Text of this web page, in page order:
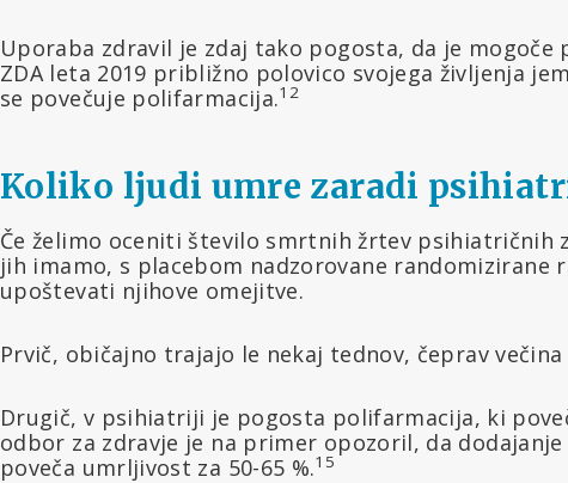
Uporaba zdravil je zdaj tako pogosta, da je
ZDA leta 2019 približno polovico svojega življenja
se povečuje polifarmacija.12
Koliko ljudi umre zaradi
Če želimo oceniti število smrtnih žrtev psihiatričnih
jih imamo, s placebom nadzorovane randomizirane
upoštevati njihove omejitve.
Prvič, običajno trajajo le nekaj tednov, čeprav
Drugič, v psihiatriji je pogosta polifarmacija, ki
odbor za zdravje je na primer opozoril, da
poveča umrljivost za 50-65 %.15